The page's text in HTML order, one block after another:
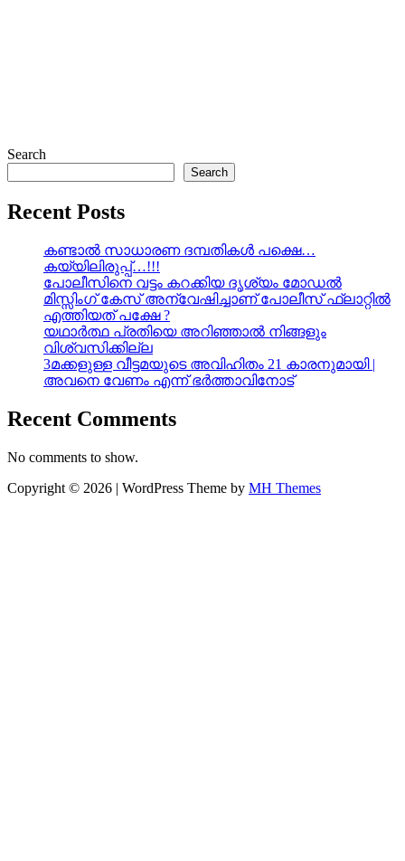
Search
Search
Recent Posts
കണ്ടാൽ സാധാരണ ദമ്പതികൾ പക്ഷെ…
കയ്യിലിരുപ്പ്…!!!
പോലീസിനെ വട്ടം കറക്കിയ ദൃശ്യം മോഡല്‍
മിസ്സിംഗ് കേസ് അന്വേഷിച്ചാണ് പോലീസ് ഫ്ലാറ്റിൽ
എത്തിയത് പക്ഷേ ?
യഥാർത്ഥ പ്രതിയെ അറിഞ്ഞാൽ നിങ്ങളും
വിശ്വസിക്കില്ല
3മക്കളുള്ള വീട്ടമയുടെ അവിഹിതം 21 കാരനുമായി |
അവനെ വേണം എന്ന് ഭർത്താവിനോട്
Recent Comments
No comments to show.
Copyright © 2026 | WordPress Theme by MH Themes